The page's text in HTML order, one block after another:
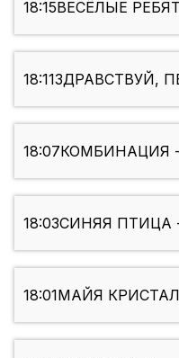
18:15ВЕСЁЛЫЕ
18:11ЗДРАВСТВУЙ,
18:07КОМБИНАЦИЯ -
18:03СИНЯЯ ПТИЦА -
18:01МАЙЯ